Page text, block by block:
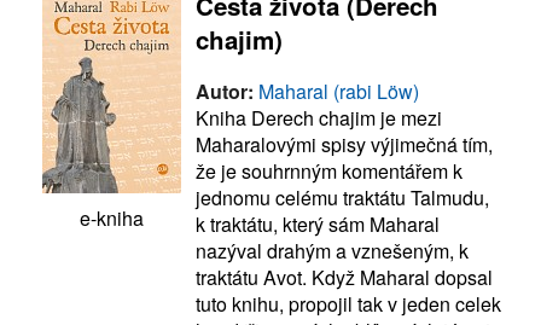
e-kniha
chajim)
Autor: Maharal (rabi Löw)
Kniha Derech chajim je mezi
Maharalovými spisy výjimečná tím,
že je souhrnným komentářem k
jednomu celému traktátu Talmudu,
k traktátu, který sám Maharal
nazýval drahým a vznešeným, k
traktátu Avot. Když Maharal dopsal
tuto knihu, propojil tak v jeden celek